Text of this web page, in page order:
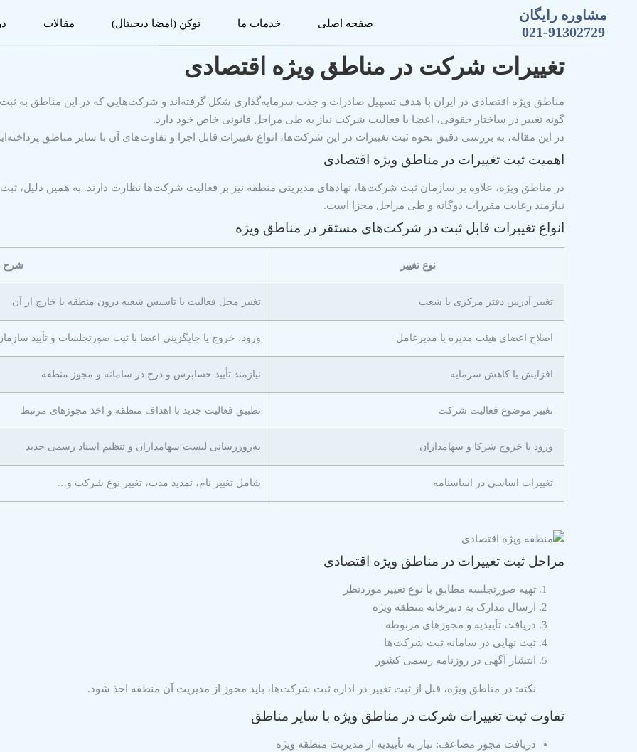
مشاوره رایگان
021-91302729
صفحه اصلی خدمات ما توکن (امضا دیجیتال) مقالات
تغییرات شرکت در مناطق ویژه اقتصادی
مناطق ویژه اقتصادی در ایران با هدف تسهیل صادرات و جذب سرمایه‌گذاری شکل گرفته‌اند و شرکت‌هایی که در این مناطق به ثبت
گونه تغییر در ساختار حقوقی، اعضا یا فعالیت شرکت نیاز به طی مراحل قانونی خاص خود دارد.
در این مقاله، به بررسی دقیق نحوه ثبت تغییرات در این شرکت‌ها، انواع تغییرات قابل اجرا و تفاوت‌های آن با سایر مناطق
اهمیت ثبت تغییرات در مناطق ویژه اقتصادی
در مناطق ویژه، علاوه بر سازمان ثبت شرکت‌ها، نهادهای مدیریتی منطقه نیز بر فعالیت شرکت‌ها نظارت دارند. به همین دلیل،
نیازمند رعایت مقررات دوگانه و طی مراحل مجزا است.
انواع تغییرات قابل ثبت در شرکت‌های مستقر در مناطق ویژه
نوع تغییر شرح
تغییر آدرس دفتر مرکزی یا شعب تغییر محل فعالیت یا تاسیس شعبه درون منطقه یا خارج از آن
اصلاح اعضای هیئت مدیره یا مدیرعامل ورود، خروج یا جایگزینی اعضا با ثبت صورتجلسات و تأیید
افزایش یا کاهش سرمایه نیازمند تأیید حسابرس و درج در سامانه و مجوز منطقه
تغییر موضوع فعالیت شرکت تطبیق فعالیت جدید با اهداف منطقه و اخذ مجوزهای مرتبط
ورود یا خروج شرکا و سهامداران به‌روزرسانی لیست سهامداران و تنظیم اسناد رسمی جدید
تغییرات اساسی در اساسنامه شامل تغییر نام، تمدید مدت، تغییر نوع شرکت و…
مراحل ثبت تغییرات در مناطق ویژه اقتصادی
تهیه صورتجلسه مطابق با نوع تغییر موردنظر
ارسال مدارک به دبیرخانه منطقه ویژه
دریافت تأییدیه و مجوزهای مربوطه
ثبت نهایی در سامانه ثبت شرکت‌ها
انتشار آگهی در روزنامه رسمی کشور
نکته: در مناطق ویژه، قبل از ثبت تغییر در اداره ثبت شرکت‌ها، باید مجوز از مدیریت آن منطقه اخذ شود.
تفاوت ثبت تغییرات شرکت در مناطق ویژه با سایر مناطق
دریافت مجوز مضاعف: نیاز به تأییدیه از مدیریت منطقه ویژه